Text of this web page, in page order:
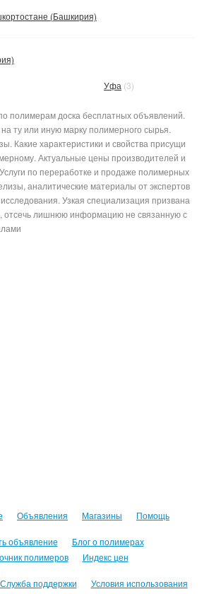
(Башкирия)
Уфа (3)
полимерам доска бесплатных объявлений.
ту или иную марку полимерного сырья.
Какие характеристики и свойства присущи
Актуальные цены производителей и
по переработке и продаже полимерных
аналитические материалы от экспертов
Узкая специализация призвана
отсечь лишнюю информацию не связанную с
материалами
Объявления Магазины Помощь
объявление
Блог о полимерах
полимеров
Индекс цен
Служба поддержки
Условия использования